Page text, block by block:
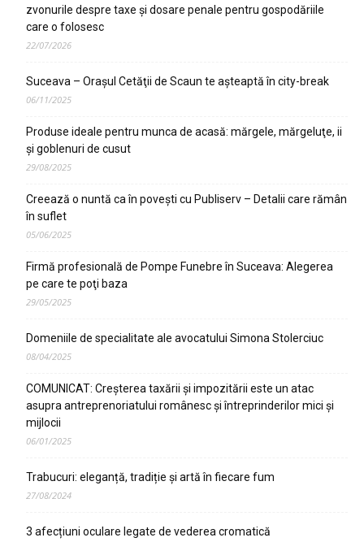
zvonurile despre taxe și dosare penale pentru gospodăriile
care o folosesc
22/07/2026
Suceava – Oraşul Cetăţii de Scaun te aşteaptă în city-break
06/11/2025
Produse ideale pentru munca de acasă: mărgele, mărgeluţe, ii
şi goblenuri de cusut
29/08/2025
Creează o nuntă ca în poveşti cu Publiserv – Detalii care rămân
în suflet
05/06/2025
Firmă profesională de Pompe Funebre în Suceava: Alegerea
pe care te poţi baza
29/05/2025
Domeniile de specialitate ale avocatului Simona Stolerciuc
08/04/2025
COMUNICAT: Creșterea taxării și impozitării este un atac
asupra antreprenoriatului românesc și întreprinderilor mici și
mijlocii
06/01/2025
Trabucuri: eleganță, tradiție și artă în fiecare fum
27/08/2024
3 afecțiuni oculare legate de vederea cromatică